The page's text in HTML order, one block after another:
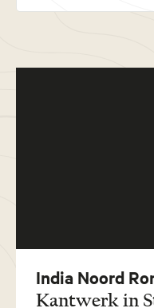
India Noord
Kantwerk in